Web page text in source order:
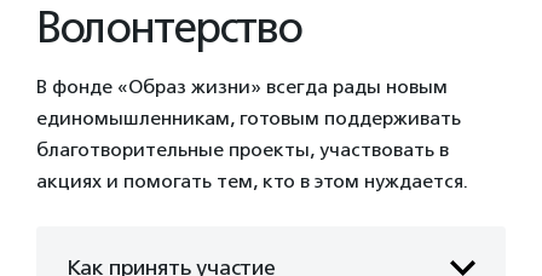
Волонтерство
В фонде «Образ жизни» всегда рады новым
единомышленникам, готовым поддерживать
благотворительные проекты, участвовать в
акциях и помогать тем, кто в этом нуждается.
Как принять участие